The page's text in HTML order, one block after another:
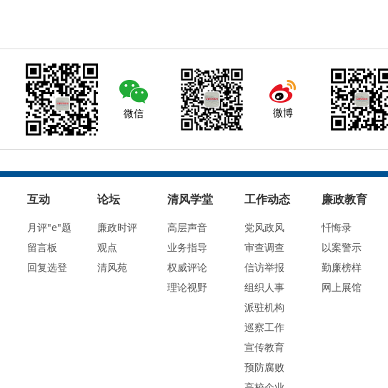
微信 微博
互动
月评"e"题
留言板
回复选登
论坛
廉政时评
观点
清风苑
清风学堂
高层声音
业务指导
权威评论
理论视野
工作动态
党风政风
审查调查
信访举报
组织人事
派驻机构
巡察工作
宣传教育
预防腐败
廉政教育
忏悔录
以案警示
勤廉榜样
网上展馆